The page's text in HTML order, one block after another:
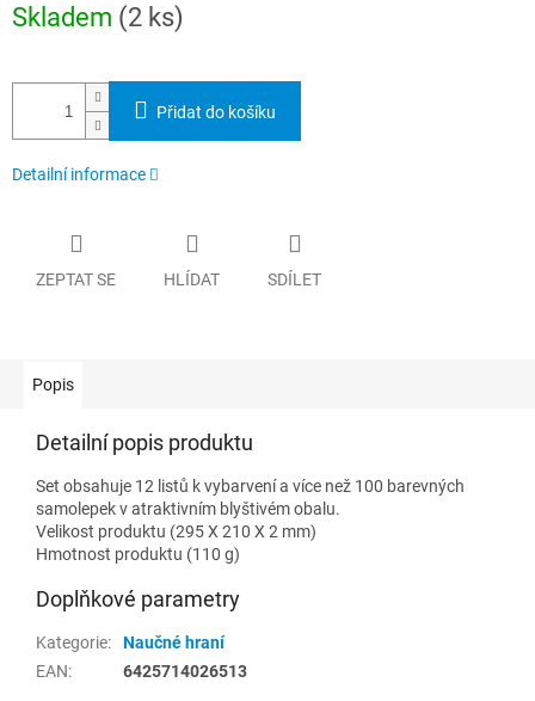
cena:
Skladem (2 ks)
Přidat do košíku
Detailní informace
ZEPTAT SE HLÍDAT SDÍLET
Popis
Detailní popis produktu
Set obsahuje 12 listů k vybarvení a více než 100 barevných
samolepek v atraktivním blyštivém obalu.
Velikost produktu (295 X 210 X 2 mm)
Hmotnost produktu (110 g)
Doplňkové parametry
Kategorie:
Naučné hraní
EAN: 6425714026513